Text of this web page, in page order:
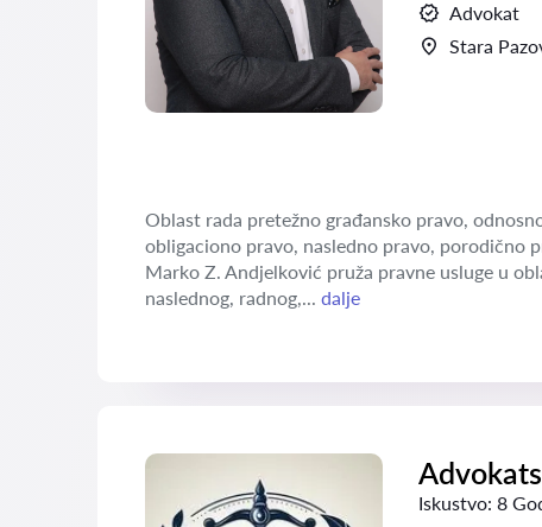
Advokat
Stara
Oblast rada pretežno građansko pravo,
obligaciono pravo, nasledno pravo, porodično
Marko Z. Andjelković pruža pravne usluge u
naslednog, radnog,... dalje
Iskustvo: 8